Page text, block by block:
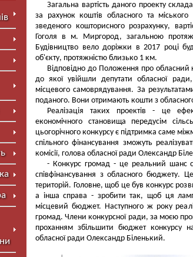
Загальна вартість даного проекту
за рахунок коштів обласного та
зведеного кошторисного розрахунку,
Гоголя в м. Миргород, загальною
Будівництво вело доріжки в 2017 році
об'єкту, протяжністю близько 1 км.
Відповідно до Положення про
до якої увійшли депутати обласної
місцевого самоврядування. За
поданого. Вони отримають кошти з
Реалізація таких проектів - це
економічного становища передусім
цьогорічного конкурсу є підтримка саме
спільного фінансування зможуть
комісії, голова обласної ради Олександр
- Конкурс громад - це реальний шанс
співфінансування з обласного бюджету.
територій. Головне, щоб це був конкурс
а інша справа - зробити так, щоб ця
місцевий бюджет. Наступного ж року
громад. Члени конкурсної ради, за моєю
проханням збільшити бюджет конкурсу
обласної ради Олександр Біленький.